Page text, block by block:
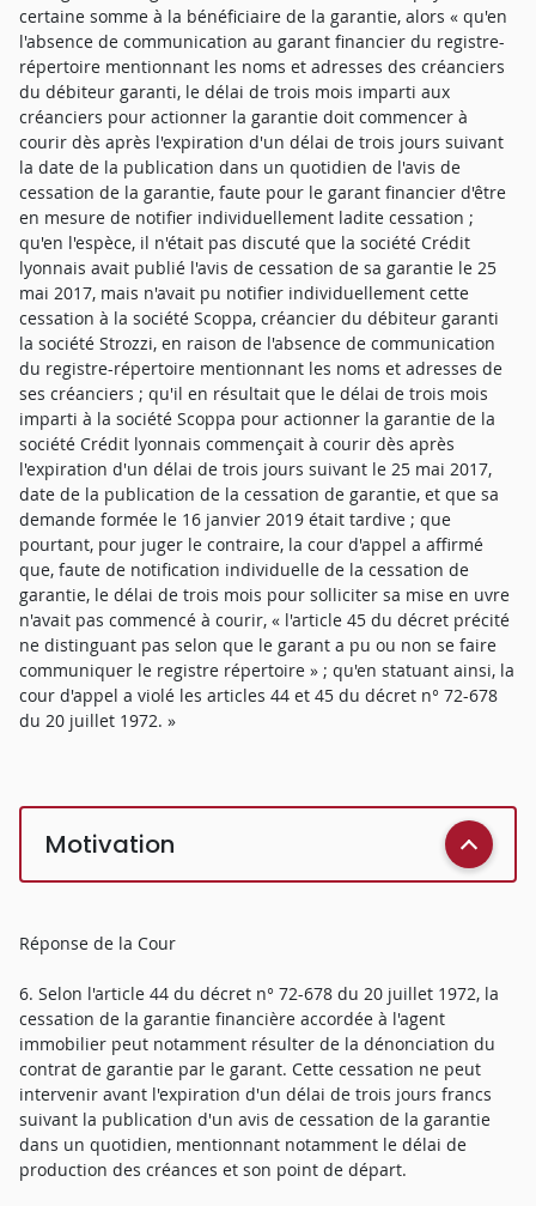
certaine somme à la bénéficiaire de la garantie, alors « qu'en
l'absence de communication au garant financier du registre-
répertoire mentionnant les noms et adresses des créanciers
du débiteur garanti, le délai de trois mois imparti aux
créanciers pour actionner la garantie doit commencer à
courir dès après l'expiration d'un délai de trois jours suivant
la date de la publication dans un quotidien de l'avis de
cessation de la garantie, faute pour le garant financier d'être
en mesure de notifier individuellement ladite cessation ;
qu'en l'espèce, il n'était pas discuté que la société Crédit
lyonnais avait publié l'avis de cessation de sa garantie le 25
mai 2017, mais n'avait pu notifier individuellement cette
cessation à la société Scoppa, créancier du débiteur garanti
la société Strozzi, en raison de l'absence de communication
du registre-répertoire mentionnant les noms et adresses de
ses créanciers ; qu'il en résultait que le délai de trois mois
imparti à la société Scoppa pour actionner la garantie de la
société Crédit lyonnais commençait à courir dès après
l'expiration d'un délai de trois jours suivant le 25 mai 2017,
date de la publication de la cessation de garantie, et que sa
demande formée le 16 janvier 2019 était tardive ; que
pourtant, pour juger le contraire, la cour d'appel a affirmé
que, faute de notification individuelle de la cessation de
garantie, le délai de trois mois pour solliciter sa mise en uvre
n'avait pas commencé à courir, « l'article 45 du décret précité
ne distinguant pas selon que le garant a pu ou non se faire
communiquer le registre répertoire » ; qu'en statuant ainsi, la
cour d'appel a violé les articles 44 et 45 du décret n° 72-678
du 20 juillet 1972. »
Motivation
Réponse de la Cour
6. Selon l'article 44 du décret n° 72-678 du 20 juillet 1972, la
cessation de la garantie financière accordée à l'agent
immobilier peut notamment résulter de la dénonciation du
contrat de garantie par le garant. Cette cessation ne peut
intervenir avant l'expiration d'un délai de trois jours francs
suivant la publication d'un avis de cessation de la garantie
dans un quotidien, mentionnant notamment le délai de
production des créances et son point de départ.